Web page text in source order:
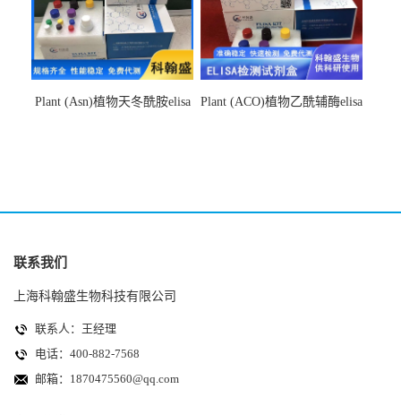
Plant (Asn)植物天冬酰胺elisa
Plant (ACO)植物乙酰辅酶elisa
联系我们
上海科翰盛生物科技有限公司
联系人：王经理
电话：400-882-7568
邮箱： 1870475560@qq.com